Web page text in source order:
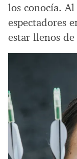
los conocía.
espectadores
estar llenos